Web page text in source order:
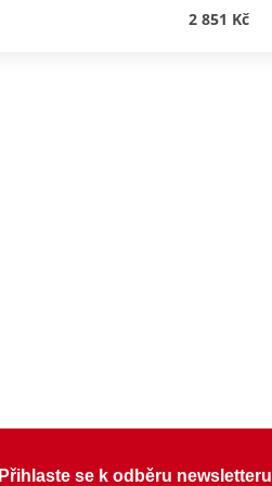
2 851 Kč
Přihlaste se k odběru